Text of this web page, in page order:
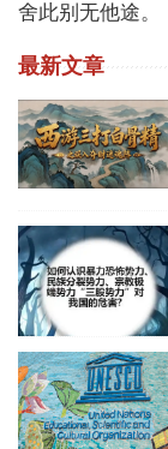
舍此别无他途。
最新文章